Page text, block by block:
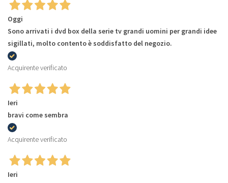
Oggi
Sono arrivati i dvd box della serie tv grandi uomini per grandi idee
sigillati, molto contento è soddisfatto del negozio.
Acquirente verificato
Ieri
bravi come sembra
Acquirente verificato
Ieri